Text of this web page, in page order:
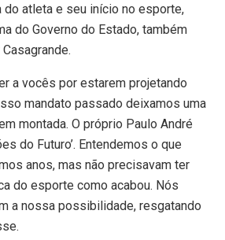
do atleta e seu início no esporte,
do Governo do Estado, também
a vocês por estarem projetando
mandato passado deixamos uma
montada. O próprio Paulo André
do Futuro’. Entendemos o que
anos, mas não precisavam ter
do esporte como acabou. Nós
a nossa possibilidade, resgatando